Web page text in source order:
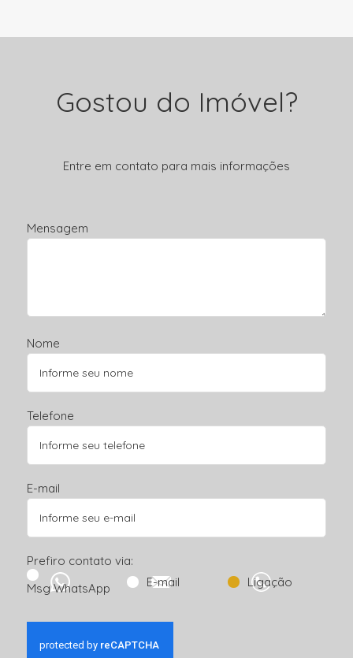
Gostou do Imóvel?
Entre em contato para mais informações
Mensagem
Nome
Telefone
E-mail
Prefiro contato via:
Msg WhatsApp
E-mail Ligação